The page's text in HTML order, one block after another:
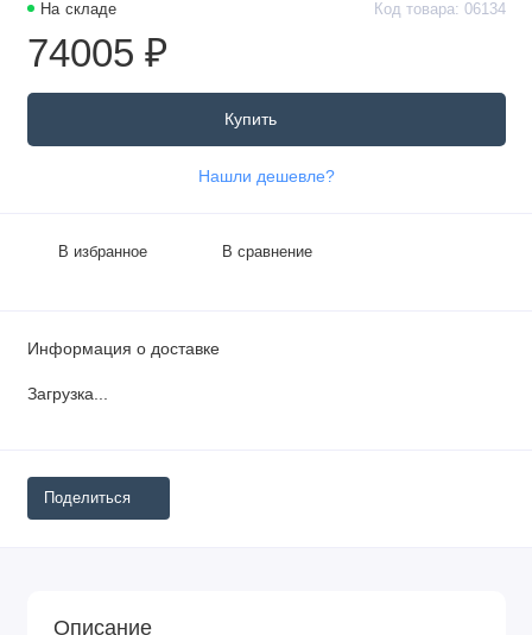
На складе Код товара: 06134
74005 ₽
Купить
Нашли дешевле?
В избранное В сравнение
Информация о доставке
Загрузка...
Поделиться
Описание